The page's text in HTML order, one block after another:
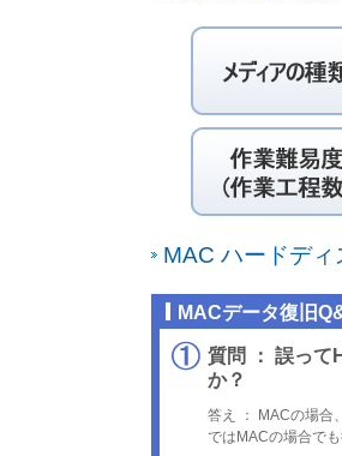
MAC ハードデ
MACデータ復旧
質問 ： 誤って
か？
答え ： MACの場合
ではMACの場合で